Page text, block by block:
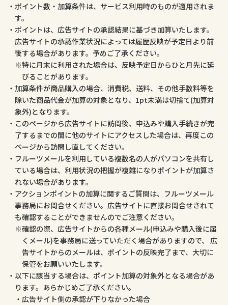
ポイント数・加算条件は、サービス利用時のものが適用されま
す。
ポイントは、広告サイトの承認結果に基づき加算いたします。
広告サイトの承認作業状況によっては履歴反映が予定日より前
後する場合があります。予めご了承ください。
特に月末に利用された場合は、反映予定日からひと月先に延
びることがあります。
加算条件が商品購入の場合、消費税、送料、その他手数料等を
除いた商品代金が加算の対象となり、1pt未満は切捨て(加算対
象外)となります。
このページから広告サイトに訪問後、申込みや購入手続きが完
了するまでの間に他のサイトにアクセスした場合は、再度この
ページから訪問し直してください。
フルーツメールを利用している複数名の人がパソコンを共有し
ている場合は、利用状況の把握が複雑になりポイントが加算さ
れない場合があります。
アクションポイントの加算に関するご質問は、フルーツメール
事務局にお問合せください。広告サイトに直接お問合せされて
も確認することができませんのでご注意ください。
確認の際、広告サイトからの各種メール(申込みや購入後に届
くメール)を事務局に送っていただく場合がありますので、 広
告サイトからのメールは、ポイントの反映完了まで、大切に
保管をお願いいたします。
以下に該当する場合は、ポイント加算の対象外となる場合があ
ります。あらかじめご了承ください。
広告サイト側の承認が下りなかった場合